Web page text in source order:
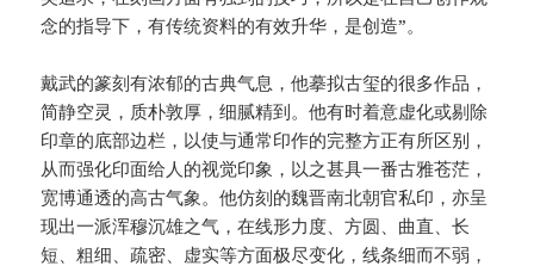
念的指导下，有传统资料的有效升华，是创造”。
戴武的篆刻有浓郁的古典气息，他摹拟古玺的很多作品，
简静空灵，质朴敦厚，细腻精到。他有时着意虚化或剔除
印章的底部边栏，以使与通常印作的完整方正有所区别，
从而强化印面给人的视觉印象，以之甚具一番古雅苍茫，
宽博通透的高古气象。他仿刻的魏晋南北朝官私印，亦呈
现出一派浑穆沉雄之气，在线形力度、方圆、曲直、长
短、粗细、疏密、虚实等方面极尽变化，线条细而不弱，